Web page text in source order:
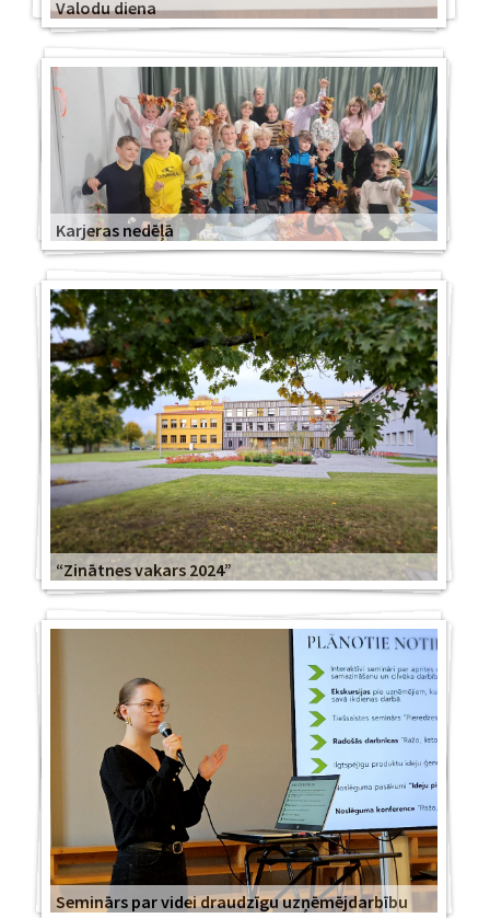
Valodu diena
Karjeras nedēļā
“Zinātnes vakars 2024”
Seminārs par videi draudzīgu uzņēmējdarbību